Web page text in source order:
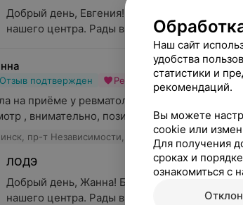
Добрый день, Евгения! Благодарим Вас за
нашего центра. Рады видеть, что врач
Отзыв подтвержден Рекомендую
на приёме у ревматолога Михневич. Доктор
, внимательно, позитивно, план
пр-т Независимости, 58А Михневич Э. А. -
ЛОДЭ
Добрый день, Жанна! Благодарим Вас за
нашего центра. Рады видеть, что врач
Наш сайт
удобства
статистики и
рекомендаций.
Вы можете
cookie или
Для получения
сроках и
ознакомиться с